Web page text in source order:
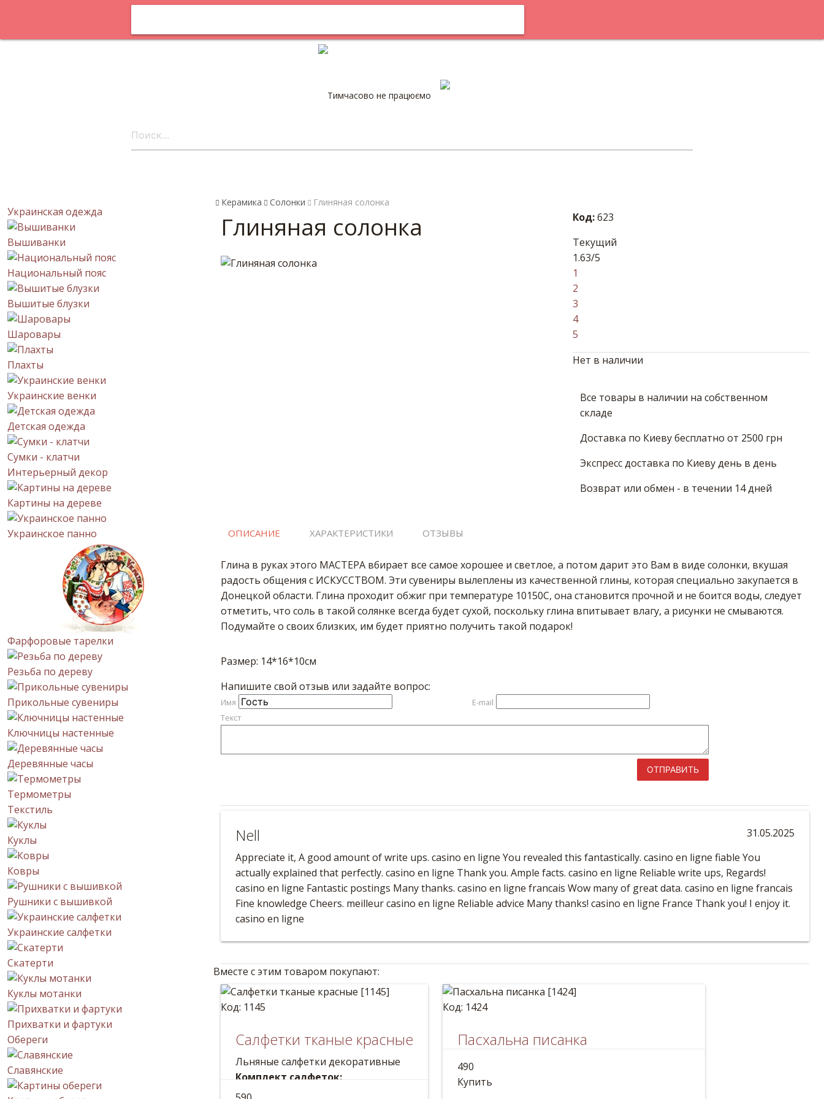
Тимчасово не працюємо
Украинская одежда
Вышиванки
Национальный пояс
Вышитые блузки
Шаровары
Плахты
Украинские венки
Детская одежда
Сумки - клатчи
Интерьерный декор
Картины на дереве
Украинское панно
Фарфоровые тарелки
Резьба по дереву
Прикольные сувениры
Ключницы настенные
Деревянные часы
Термометры
Текстиль
Куклы
Ковры
Рушники с вышивкой
Украинские салфетки
Скатерти
Куклы мотанки
Прихватки и фартуки
Обереги
Славянские
Керамика Солонки Глиняная солонка
Глиняная солонка Код:623
Текущий
1.63/5
1
2
3
4
5
Нет в наличии
Все товары в наличии на собственном
складе
Доставка по Киеву бесплатно от 2500 грн
Экспресс доставка по Киеву день в день
Возврат или обмен - в течении 14 дней
ОПИСАНИЕ ХАРАКТЕРИСТИКИ ОТЗЫВЫ
Глина в руках этого МАСТЕРА вбирает все самое хорошее и светлое, а потом дарит это Вам в виде солонки, вкушая
радость общения с ИСКУССТВОМ. Эти сувениры вылеплены из качественной глины, которая специально закупается в
Донецкой области. Глина проходит обжиг при температуре 10150С, она становится прочной и не боится воды, следует
отметить, что соль в такой солянке всегда будет сухой, поскольку глина впитывает влагу, а рисунки не смываются.
Подумайте о своих близких, им будет приятно получить такой подарок!
Размер: 14*16*10см
Напишите свой отзыв или задайте вопрос:
Имя
E-mail
Текст
ОТПРАВИТЬ
31.05.2025
Nell
Appreciate it, A good amount of write ups. casino en ligne You revealed this fantastically. casino en ligne fiable You
actually explained that perfectly. casino en ligne Thank you. Ample facts. casino en ligne Reliable write ups, Regards!
casino en ligne Fantastic postings Many thanks. casino en ligne francais Wow many of great data. casino en ligne francais
Fine knowledge Cheers. meilleur casino en ligne Reliable advice Many thanks! casino en ligne France Thank you! I enjoy it.
casino en ligne
Вместе с этим товаром покупают:
Код: 1145
Салфетки тканые красные
Льняные салфетки декоративные
Комплект салфеток:
Большая(1шт): 70*30см
Код: 1424
Пасхальна писанка
Расписное яйцо на дереве - славянская писанка.
Размер: 13*7см
490
Купить